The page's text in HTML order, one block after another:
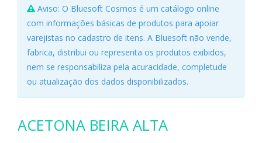
Aviso: O Bluesoft Cosmos é um catálogo online
com informações básicas de produtos para apoiar
varejistas no cadastro de itens. A Bluesoft não vende,
fabrica, distribui ou representa os produtos exibidos,
nem se responsabiliza pela acuracidade, completude
ou atualização dos dados disponibilizados.
ACETONA BEIRA ALTA